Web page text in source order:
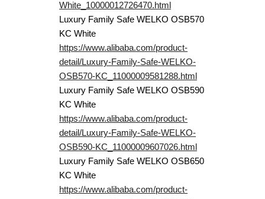
White_10000012726470.html
Luxury Family Safe WELKO OSB570
KC White
https://www.alibaba.com/product-
detail/Luxury-Family-Safe-WELKO-
OSB570-KC_11000009581288.html
Luxury Family Safe WELKO OSB590
KC White
https://www.alibaba.com/product-
detail/Luxury-Family-Safe-WELKO-
OSB590-KC_11000009607026.html
Luxury Family Safe WELKO OSB650
KC White
https://www.alibaba.com/product-